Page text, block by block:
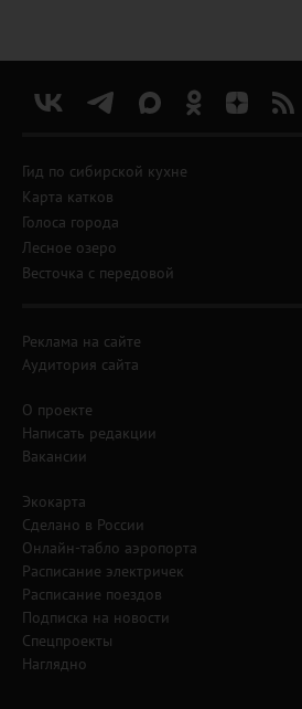
Гид по сибирской кухне
Карта катков
Голоса города
Лесное озеро
Весточка с передовой
Реклама на сайте
Аудитория сайта
О проекте
Написать редакции
Вакансии
Экокарта
Сделано в России
Онлайн-табло аэропорта
Расписание электричек
Расписание поездов
Подписка на новости
Спецпроекты
Наглядно